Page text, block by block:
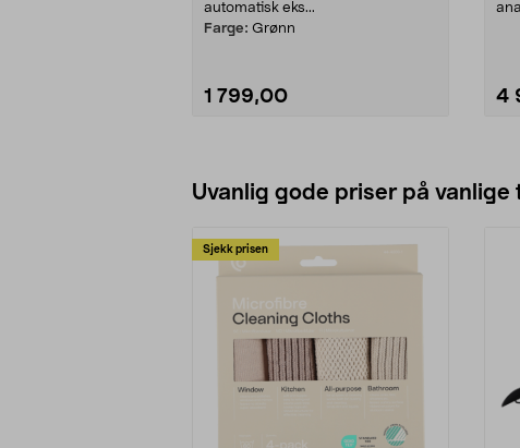
automatisk eks...
Farge: Grønn
1 799,00 4
Uvanlig gode priser på vanlige
Sjekk prisen